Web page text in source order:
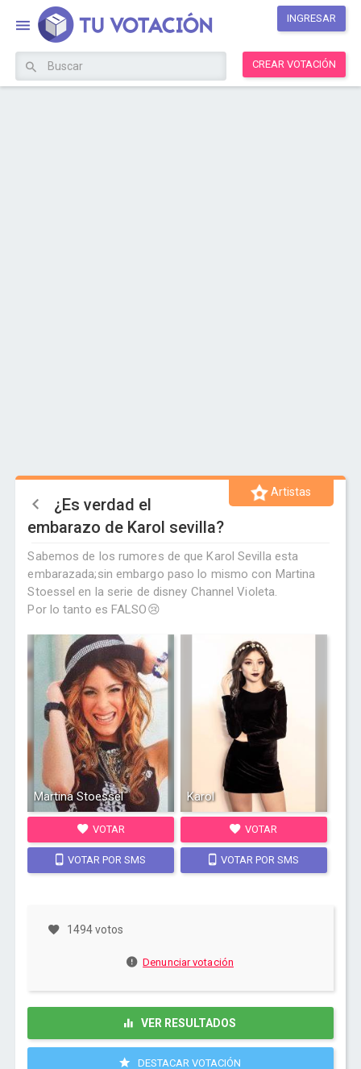
INGRESAR
CREAR VOTACIÓN
Artistas
¿Es verdad el
embarazo de Karol sevilla?
Sabemos de los rumores de que Karol Sevilla esta
embarazada;sin embargo paso lo mismo con Martina
Stoessel en la serie de disney Channel Violeta.
Por lo tanto es FALSO😢
Martina Stoessel
VOTAR
VOTAR POR SMS
Karol
VOTAR
VOTAR POR SMS
1494 votos
Denunciar votación
VER RESULTADOS
DESTACAR VOTACIÓN